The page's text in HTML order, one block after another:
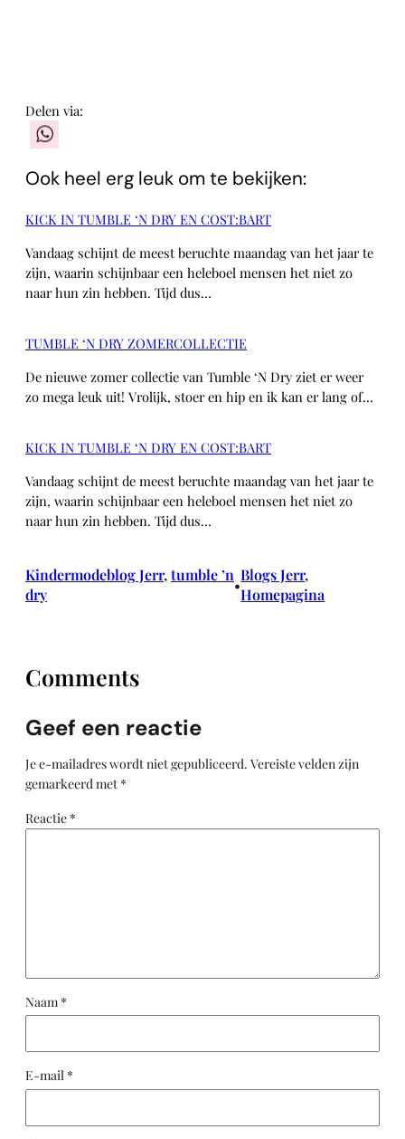
Delen via:
Ook heel erg leuk om te bekijken:
KICK IN TUMBLE ‘N DRY EN COST:BART
Vandaag schijnt de meest beruchte maandag van het jaar te
zijn, waarin schijnbaar een heleboel mensen het niet zo
naar hun zin hebben. Tijd dus…
TUMBLE ‘N DRY ZOMERCOLLECTIE
De nieuwe zomer collectie van Tumble ‘N Dry ziet er weer
zo mega leuk uit! Vrolijk, stoer en hip en ik kan er lang of…
KICK IN TUMBLE ‘N DRY EN COST:BART
Vandaag schijnt de meest beruchte maandag van het jaar te
zijn, waarin schijnbaar een heleboel mensen het niet zo
naar hun zin hebben. Tijd dus…
Kindermodeblog Jerr, tumble ’n
dry
•
Blogs Jerr
Homepagina
Comments
Geef een reactie
Je e-mailadres wordt niet gepubliceerd. Vereiste velden zijn
gemarkeerd met *
Reactie *
Naam *
E-mail *